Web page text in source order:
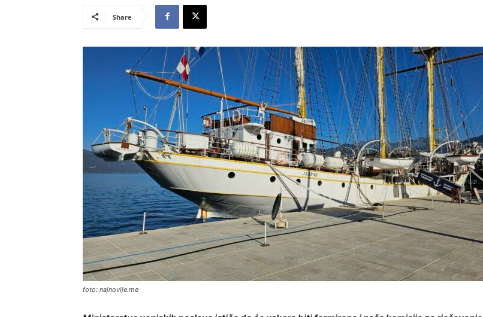
Share
foto: najnovije.me